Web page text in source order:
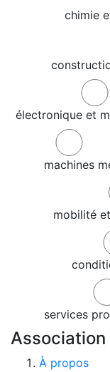
chimie
électronique et
machines
mobilité
services
Association
À propos